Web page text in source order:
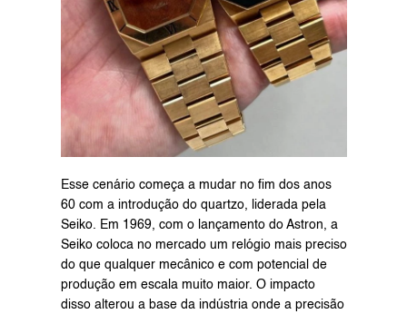
Esse cenário começa a mudar no fim dos anos
60 com a introdução do quartzo, liderada pela
Seiko. Em 1969, com o lançamento do Astron, a
Seiko coloca no mercado um relógio mais preciso
do que qualquer mecânico e com potencial de
produção em escala muito maior. O impacto
disso alterou a base da indústria onde a precisão